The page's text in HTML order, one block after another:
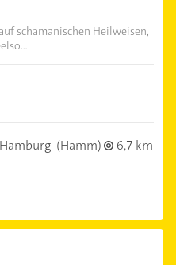
schamanischen Heilweisen,
(Hamm)
6,7 km